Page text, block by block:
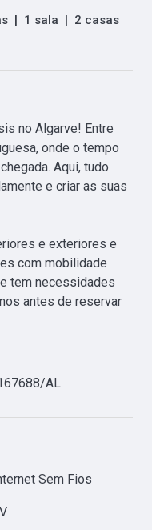
| 1 sala | 2 casas
no Algarve! Entre
onde o tempo
Aqui, tudo
e criar as suas
e exteriores e
com mobilidade
tem necessidades
antes de reservar
AL
Sem Fios